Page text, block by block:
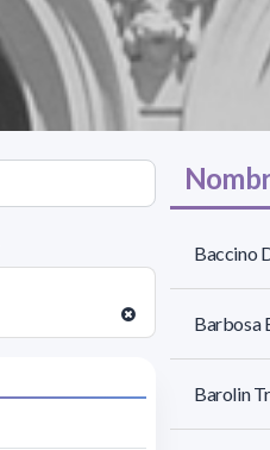
Baccino
Barbosa
Barolin